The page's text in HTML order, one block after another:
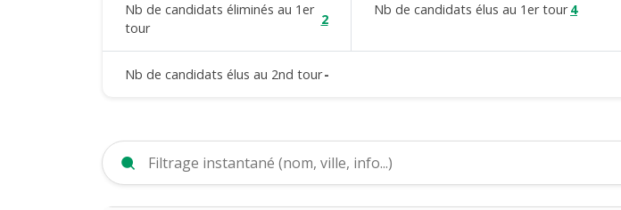
Nb de candidats éliminés au 1er
tour
2
Nb de candidats élus au 1er tour 4
Nb de candidats élus au 2nd tour-